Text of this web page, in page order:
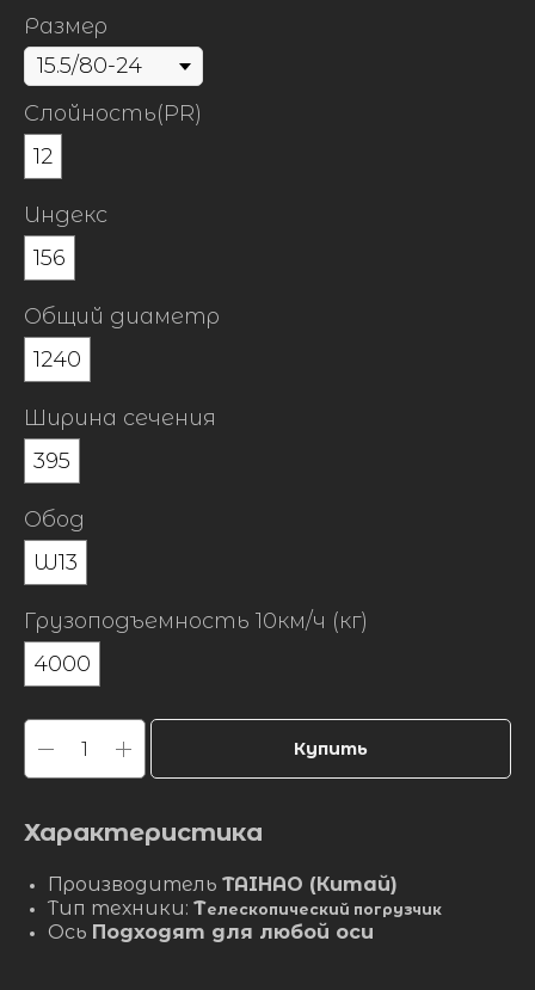
Размер
Слойность(PR)
12
Индекс
156
Общий диаметр
1240
Ширина сечения
395
Обод
W13
Грузоподъемность 10км/ч (кг)
4000
Купить
Характеристика
Производитель TAIHAO (Китай)
Тип техники: Телескопический погрузчик
Ось Подходят для любой оси